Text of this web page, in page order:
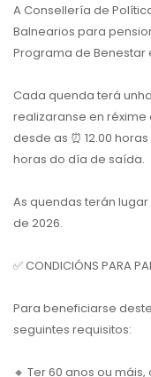
A Consellería de
Balnearios para
Programa de Benestar
Cada quenda terá
realizaranse en
desde as ⏰ 12.00
horas do día de saída.
As quendas terán lugar
de 2026.
✅CONDICIÓNS PARA
Para beneficiarse
seguintes requisitos:
🔸 Ter 60 anos ou